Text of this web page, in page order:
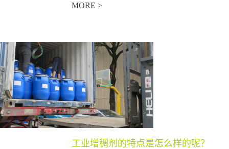
MORE >
工业增稠剂的特点是怎么样的呢？